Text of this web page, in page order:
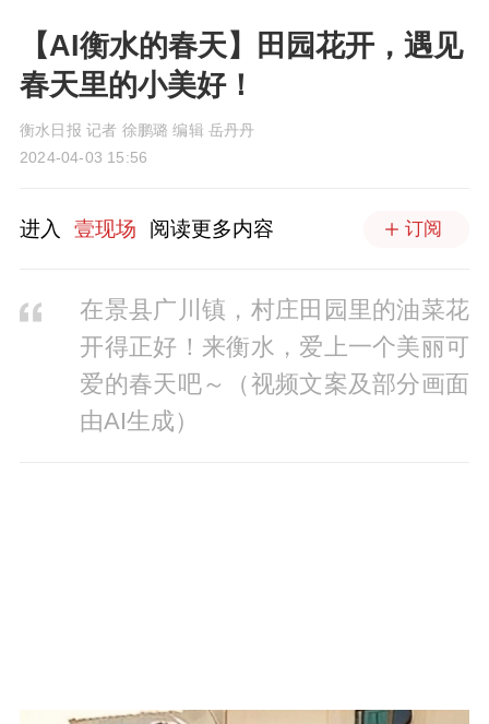
【AI衡水的春天】田园花开，遇见
春天里的小美好！
衡水日报 记者 徐鹏璐 编辑 岳丹丹
2024-04-03 15:56
进入 壹现场 阅读更多内容 订阅
在景县广川镇，村庄田园里的油菜花
开得正好！来衡水，爱上一个美丽可
爱的春天吧～（视频文案及部分画面
由AI生成）